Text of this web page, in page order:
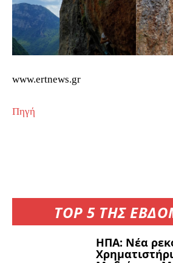
TOP 5 ΤΗΣ
ΗΠΑ: Νέα
www.ertnews.gr
Πηγή